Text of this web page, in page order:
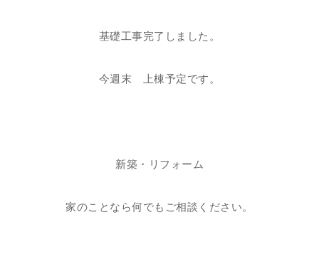
基礎工事完了しました。
今週末 上棟予定です。
新築・リフォーム
家のことなら何でもご相談ください。